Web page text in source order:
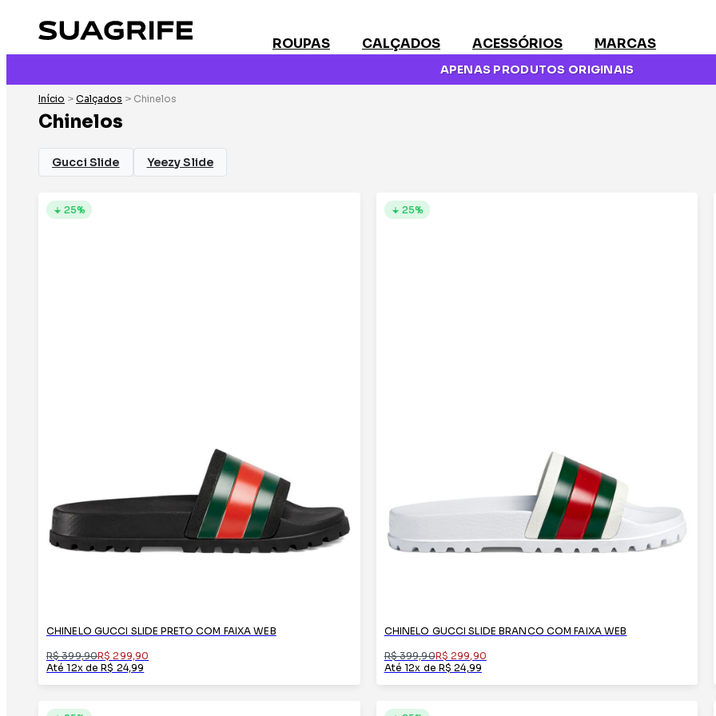
ROUPAS CALÇADOS ACESSÓRIOS MARCAS
APENAS PRODUTOS ORIGINAIS
Início > Calçados > Chinelos
Chinelos
Gucci Slide Yeezy Slide
CHINELO GUCCI SLIDE PRETO COM FAIXA WEB
R$ 399,90R$ 299,90
Até 12x de R$ 24,99
25%
CHINELO GUCCI SLIDE BRANCO COM FAIXA WEB
R$ 399,90R$ 299,90
Até 12x de R$ 24,99
25%